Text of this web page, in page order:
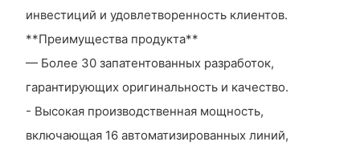
инвестиций и удовлетворенность клиентов.
**Преимущества продукта**
— Более 30 запатентованных разработок,
гарантирующих оригинальность и качество.
- Высокая производственная мощность,
включающая 16 автоматизированных линий,